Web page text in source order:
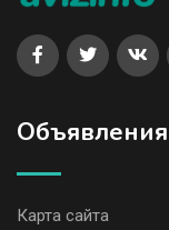
Объявления
Карта сайта